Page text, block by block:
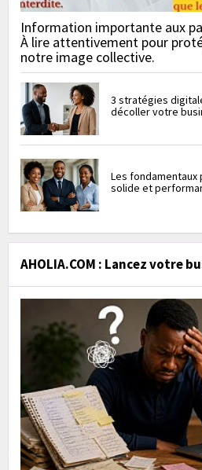
Information importante aux
À lire attentivement pour
notre image collective.
3 stratégies
décoller votre
Les fondamentaux
solide et
AHOLIA.COM : Lancez votre